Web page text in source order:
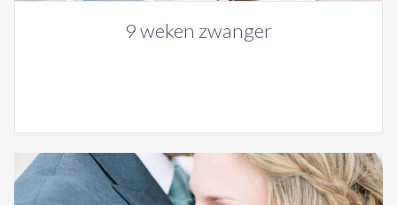
9 weken zwanger